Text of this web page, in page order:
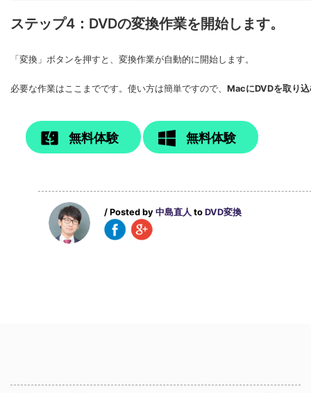
ステップ4：DVDの変換作業を開始します。
「変換」ボタンを押すと、変換作業が自動的に開始します。
必要な作業はここまでです。使い方は簡単ですので、 MacにDVDを取り
無料体験 無料体験
/ Posted by 中島直人 to DVD変換